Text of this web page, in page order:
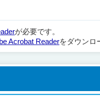
が必要です。
Acrobat Readerをダウンロ